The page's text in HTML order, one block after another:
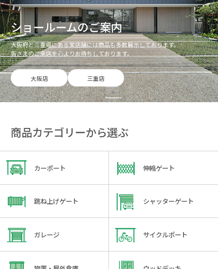
ショールームのご案内
大阪府と三重県にある実店舗には商品も多数展示しております。
皆さまのご来店を心よりお待ちしております。
大阪店 三重店
商品カテゴリーから選ぶ
カーポート 伸縮ゲート
跳ね上げゲート シャッターゲート
ガレージ サイクルポート